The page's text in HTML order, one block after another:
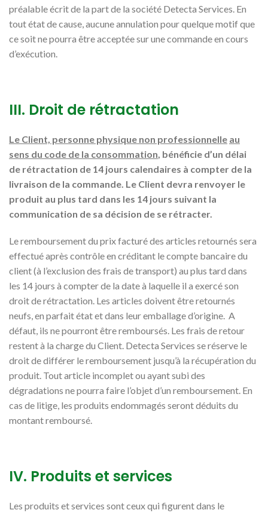
préalable écrit de la part de la société Detecta Services. En
tout état de cause, aucune annulation pour quelque motif que
ce soit ne pourra être acceptée sur une commande en cours
d’exécution.
III. Droit de rétractation
Le Client, personne physique non professionnelle au
sens du code de la consommation, bénéficie d’un délai
de rétractation de 14 jours calendaires à compter de la
livraison de la commande. Le Client devra renvoyer le
produit au plus tard dans les 14 jours suivant la
communication de sa décision de se rétracter.
Le remboursement du prix facturé des articles retournés sera
effectué après contrôle en créditant le compte bancaire du
client (à l’exclusion des frais de transport) au plus tard dans
les 14 jours à compter de la date à laquelle il a exercé son
droit de rétractation. Les articles doivent être retournés
neufs, en parfait état et dans leur emballage d’origine. A
défaut, ils ne pourront être remboursés. Les frais de retour
restent à la charge du Client. Detecta Services se réserve le
droit de différer le remboursement jusqu’à la récupération du
produit. Tout article incomplet ou ayant subi des
dégradations ne pourra faire l’objet d’un remboursement. En
cas de litige, les produits endommagés seront déduits du
montant remboursé.
IV. Produits et services
Les produits et services sont ceux qui figurent dans le